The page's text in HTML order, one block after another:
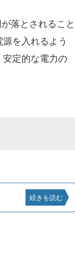
落とされること
を入れるよう
定的な電力の
続きを読む